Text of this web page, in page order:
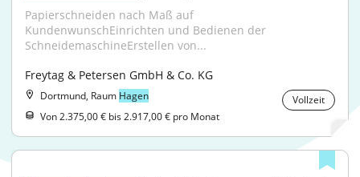
Papierschneiden nach Maß auf
KundenwunschEinrichten und Bedienen der
SchneidemaschineErstellen von...
Freytag & Petersen GmbH & Co. KG
Dortmund, Raum Hagen
Vollzeit
Von 2.375,00 € bis 2.917,00 € pro Monat